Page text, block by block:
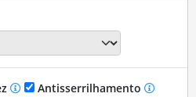
Antisserrilhamento